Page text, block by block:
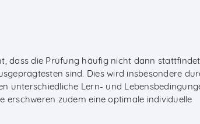
dass die Prüfung häufig nicht dann
sind. Dies wird insbesondere
unterschiedliche Lern- und
zudem eine optimale individuelle